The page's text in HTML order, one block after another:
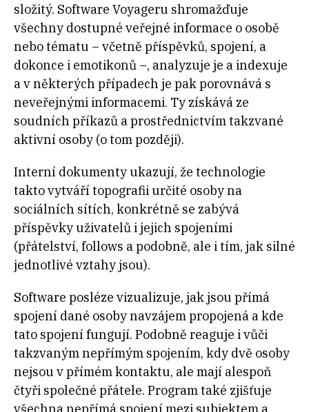
složitý. Software Voyageru shromažďuje
všechny dostupné veřejné informace o osobě
nebo tématu – včetně příspěvků, spojení, a
dokonce i emotikonů –, analyzuje je a indexuje
a v některých případech je pak porovnává s
neveřejnými informacemi. Ty získává ze
soudních příkazů a prostřednictvím takzvané
aktivní osoby (o tom později).
Interní dokumenty ukazují, že technologie
takto vytváří topografii určité osoby na
sociálních sítích, konkrétně se zabývá
příspěvky uživatelů i jejich spojeními
(přátelství, follows a podobně, ale i tím, jak silné
jednotlivé vztahy jsou).
Software posléze vizualizuje, jak jsou přímá
spojení dané osoby navzájem propojená a kde
tato spojení fungují. Podobně reaguje i vůči
takzvaným nepřímým spojením, kdy dvě osoby
nejsou v přímém kontaktu, ale mají alespoň
čtyři společné přátele. Program také zjišťuje